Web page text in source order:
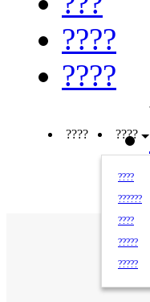
????
????
???? ????
????
??????
????
?????
?????